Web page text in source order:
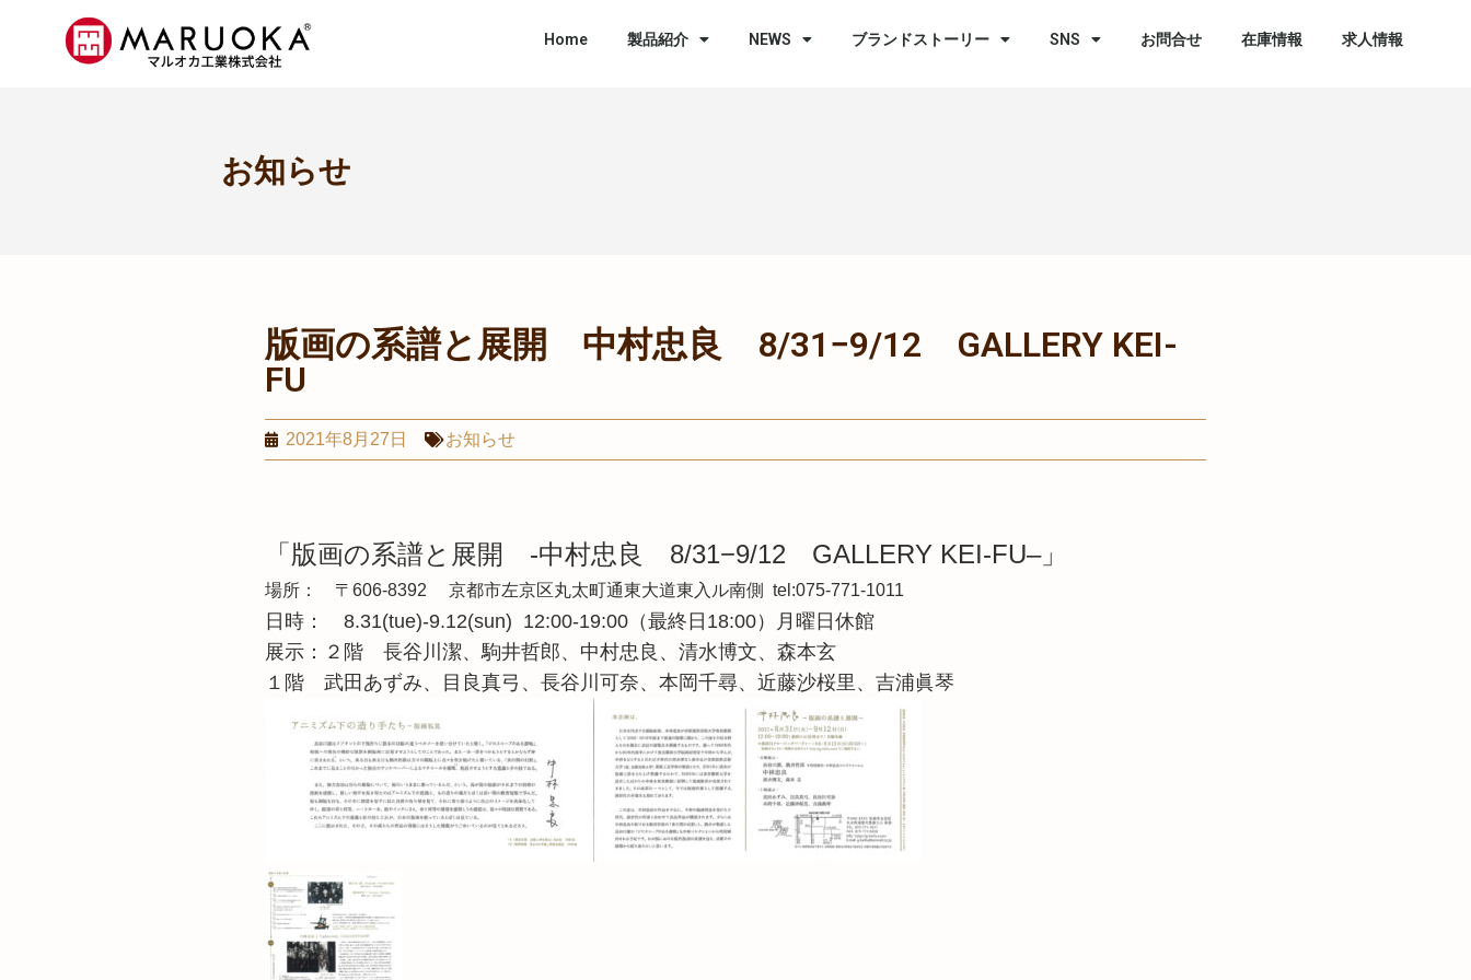
Home 製品紹介 NEWS ブランドストーリー SNS お問合せ 在庫情報 求人情報
お知らせ
版画の系譜と展開 中村忠良 8/31−9/12 GALLERY KEI-
FU
2021年8月27日 お知らせ
「版画の系譜と展開 -中村忠良 8/31−9/12 GALLERY KEI-FU–」
場所： 〒606-8392 京都市左京区丸太町通東大道東入ル南側 tel:075-771-1011
日時： 8.31(tue)-9.12(sun) 12:00-19:00（最終日18:00）月曜日休館
展示：２階 長谷川潔、駒井哲郎、中村忠良、清水博文、森本玄
１階 武田あずみ、目良真弓、長谷川可奈、本岡千尋、近藤沙桜里、吉浦眞琴